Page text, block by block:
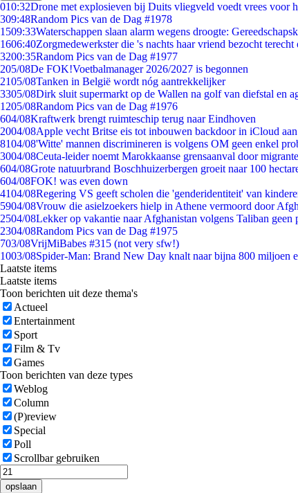
010:32Drone met explosieven bij Duits vliegveld voedt vrees voor
309:48Random Pics van de Dag #1978
1509:33Waterschappen slaan alarm wegens droogte:
1606:40Zorgmedewerkster die 's nachts haar vriend bezocht terecht
3200:35Random Pics van de Dag #1977
205/08De FOK!Voetbalmanager 2026/2027 is begonnen
2105/08Tanken in België wordt nóg aantrekkelijker
3305/08Dirk sluit supermarkt op de Wallen na golf van diefstal en
1205/08Random Pics van de Dag #1976
604/08Kraftwerk brengt ruimteschip terug naar Eindhoven
2004/08Apple vecht Britse eis tot inbouwen backdoor in iCloud aan
8104/08'Witte' mannen discrimineren is volgens OM geen enkel
3004/08Ceuta-leider noemt Marokkaanse grensaanval door
604/08Grote natuurbrand Boschhuizerbergen groeit naar 100
604/08FOK! was even down
4104/08Regering VS geeft scholen die 'genderidentiteit' van
5904/08Vrouw die asielzoekers hielp in Athene vermoord door
2504/08Lekker op vakantie naar Afghanistan volgens Taliban geen
2304/08Random Pics van de Dag #1975
703/08VrijMiBabes #315 (not very sfw!)
1003/08Spider-Man: Brand New Day knalt naar bijna 800 miljoen
Laatste items
Laatste items
Toon berichten uit deze thema's
Actueel
Entertainment
Sport
Film & Tv
Games
Toon berichten van deze types
Weblog
Column
(P)review
Special
Poll
Scrollbar gebruiken
opslaan